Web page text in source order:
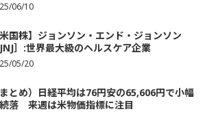
06/10
米国株】ジョンソン・エンド・ジョンソン
JNJ］:世界最大級のヘルスケア企業
05/20
まとめ）日経平均は76円安の65,606円で小幅
落 来週は米物価指標に注目